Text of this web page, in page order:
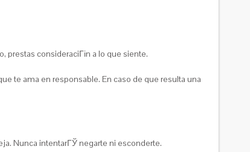
prestas consideraciГіn a lo que siente.
te ama en responsable. En caso de que resulta una
Nunca intentarГЎ negarte ni esconderte.